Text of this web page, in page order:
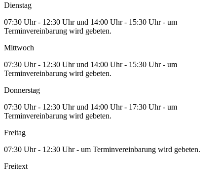
Dienstag
07:30 Uhr - 12:30 Uhr und 14:00 Uhr - 15:30 Uhr - um
Terminvereinbarung wird gebeten.
Mittwoch
07:30 Uhr - 12:30 Uhr und 14:00 Uhr - 15:30 Uhr - um
Terminvereinbarung wird gebeten.
Donnerstag
07:30 Uhr - 12:30 Uhr und 14:00 Uhr - 17:30 Uhr - um
Terminvereinbarung wird gebeten.
Freitag
07:30 Uhr - 12:30 Uhr - um Terminvereinbarung wird gebeten.
Freitext